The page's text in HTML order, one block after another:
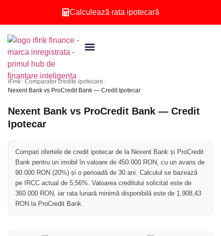
Calculează rata ipotecară
iFink › Comparator credite ipotecare ›
Nexent Bank vs ProCredit Bank — Credit Ipotecar
Nexent Bank vs ProCredit Bank — Credit
Ipotecar
Compari ofertele de credit ipotecar de la Nexent Bank și ProCredit
Bank pentru un imobil în valoare de 450.000 RON, cu un avans de
90.000 RON (20%) și o perioadă de 30 ani. Calculul se bazează
pe IRCC actual de 5,56%. Valoarea creditului solicitat este de
360.000 RON, iar rata lunară minimă disponibilă este de 1.908,43
RON la ProCredit Bank.